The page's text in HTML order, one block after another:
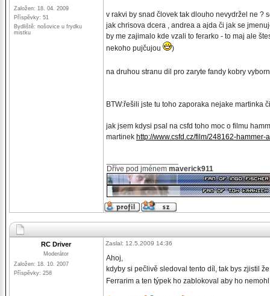
Založen: 18. 04. 2009
Příspěvky: 51
Bydliště: nošovice u frydku
mistku
v rakvi by snad človek tak dlouho nevydržel ne ?
jak chrisova dcera , andrea a ajda či jak se
by me zajimalo kde vzali to ferarko - to maj ale
nekoho pujčujou
)
na druhou stranu dil pro zaryte fandy kobry
BTW:řešili jste tu toho zaporaka nejake martinka
jak jsem kdysi psal na csfd toho moc o filmu
martinek http://www.csfd.cz/film/248162-hammer-
Dříve pod jménem maverick911
RC Driver
Moderátor
Založen: 18. 10. 2007
Příspěvky: 258
Zaslal: 12.5.2009 14:36
Ahoj,
kdyby si pečlivě sledoval tento díl, tak bys zjistil
Ferrarim a ten týpek ho zablokoval aby ho